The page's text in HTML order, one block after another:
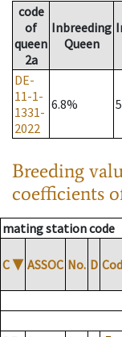
code
of
queen
2a
Inbreeding
Queen
DE-
11-1-
1331-
2022
6.8%
Breeding
coefficients
mating station code
C ▼ ASSOC No. D